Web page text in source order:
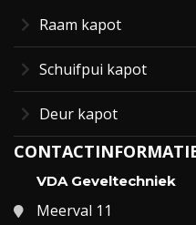
Raam kapot
Schuifpui kapot
Deur kapot
VDA Geveltechniek
Meerval 11